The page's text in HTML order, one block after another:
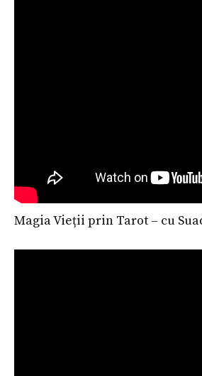
Magia Vieții prin Tarot – cu